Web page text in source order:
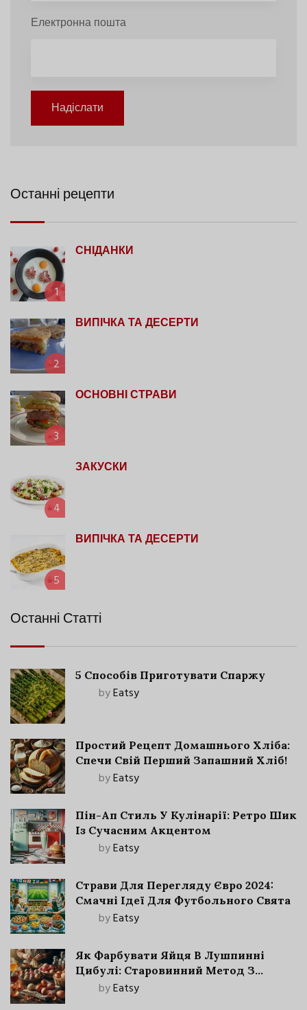
Електронна пошта
Надіслати
Останні рецепти
1
СНІДАНКИ
2
ВИПІЧКА ТА ДЕСЕРТИ
3
ОСНОВНІ СТРАВИ
4
ЗАКУСКИ
5
ВИПІЧКА ТА ДЕСЕРТИ
Останні Статті
5 Способів Приготувати Спаржу
byEatsy
Простий Рецепт Домашнього Хліба:
Спечи Свій Перший Запашний Хліб!
byEatsy
Пін-Ап Стиль У Кулінарії: Ретро Шик
Із Сучасним Акцентом
byEatsy
Страви Для Перегляду Євро 2024:
Смачні Ідеї Для Футбольного Свята
byEatsy
Як Фарбувати Яйця В Лушпинні
Цибулі: Старовинний Метод З
Сучасними Нюансами
byEatsy